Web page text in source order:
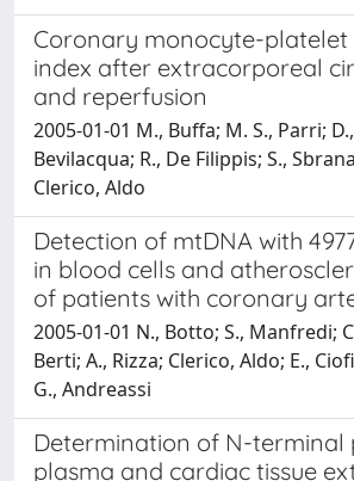
Coronary monocyte-platelet
index after extracorporeal
and reperfusion
2005-01-01 M., Buffa; M. S., Parri;
Bevilacqua; R., De Filippis; S.,
Clerico, Aldo
Detection of mtDNA with
in blood cells and
of patients with coronary
2005-01-01 N., Botto; S., Manfredi;
Berti; A., Rizza; Clerico, Aldo; E.,
G., Andreassi
Determination of N-terminal
plasma and cardiac tissue